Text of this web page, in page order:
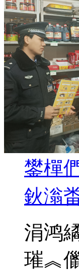
鐢樿
鈥滃
涓鸿
璀︽